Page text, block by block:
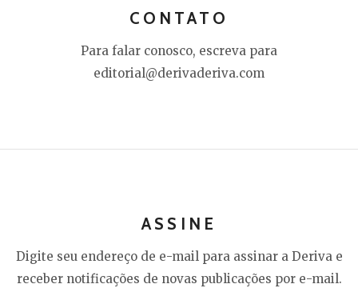
CONTATO
Para falar conosco, escreva para
editorial@derivaderiva.com
ASSINE
Digite seu endereço de e-mail para assinar a Deriva e
receber notificações de novas publicações por e-mail.